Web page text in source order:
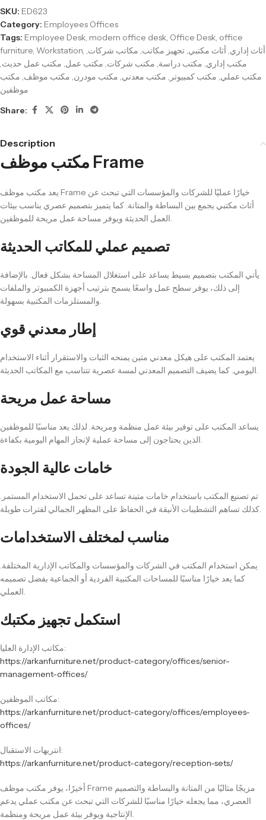
SKU: ED623
Category: Employees Offices
Tags: Employee Desk, modern office desk, Office Desk, office
furniture, Workstation, أثاث إداري, أثاث مكتبي, تجهيز مكاتب, مكاتب شركات,
مكتب إداري, مكتب دراسة, مكتب شركات, مكتب عمل, مكتب عمل حديث,
مكتب عملي, مكتب كمبيوتر , مكتب معدني, مكتب مودرن, مكتب موظف, مكتب
موظفين
Share:
Description
مكتب موظف Frame
يعد مكتب موظف Frame خيارًا عمليًا للشركات والمؤسسات التي تبحث عن
أثاث مكتبي يجمع بين البساطة والمتانة. كما يتميز بتصميم عصري يناسب بيئات
العمل الحديثة ويوفر مساحة عمل مريحة للموظفين.
تصميم عملي للمكاتب الحديثة
يأتي المكتب بتصميم بسيط يساعد على استغلال المساحة بشكل فعال. بالإضافة
إلى ذلك، يوفر سطح عمل واسعًا يسمح بترتيب أجهزة الكمبيوتر والملفات
والمستلزمات المكتبية بسهولة.
إطار معدني قوي
يعتمد المكتب على هيكل معدني متين يمنحه الثبات والاستقرار أثناء الاستخدام
اليومي. كما يضيف التصميم المعدني لمسة عصرية تتناسب مع المكاتب الحديثة.
مساحة عمل مريحة
يساعد المكتب على توفير بيئة عمل منظمة ومريحة. لذلك يعد مناسبًا للموظفين
الذين يحتاجون إلى مساحة عملية لإنجاز المهام اليومية بكفاءة.
خامات عالية الجودة
تم تصنيع المكتب باستخدام خامات متينة تساعد على تحمل الاستخدام المستمر.
كذلك تساهم التشطيبات الأنيقة في الحفاظ على المظهر الجمالي لفترات طويلة.
مناسب لمختلف الاستخدامات
يمكن استخدام المكتب في الشركات والمؤسسات والمكاتب الإدارية المختلفة.
كما يعد خيارًا مناسبًا للمساحات المكتبية الفردية أو الجماعية بفضل تصميمه
العملي.
استكمل تجهيز مكتبك
مكاتب الإدارة العليا:
https://arkanfurniture.net/product-category/offices/senior-
management-offices/
مكاتب الموظفين:
https://arkanfurniture.net/product-category/offices/employees-
offices/
انتريهات الاستقبال:
https://arkanfurniture.net/product-category/reception-sets/
أخيرًا، يوفر مكتب موظف Frame مزيجًا مثاليًا من المتانة والبساطة والتصميم
العصري، مما يجعله خيارًا مناسبًا للشركات التي تبحث عن مكتب عملي يدعم
الإنتاجية ويوفر بيئة عمل مريحة ومنظمة.